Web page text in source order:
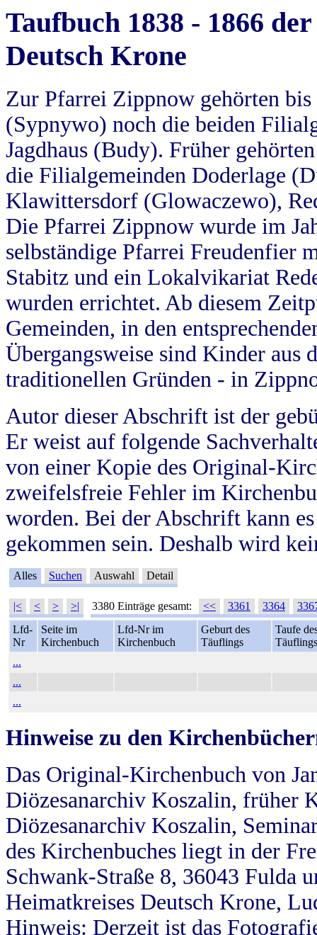
Taufbuch 1838 - 1866
Deutsch Krone
Zur Pfarrei Zippnow gehörten
(Sypnywo) noch die beiden
Jagdhaus (Budy). Früher
die Filialgemeinden Doderlage
Klawittersdorf (Glowaczewo),
Die Pfarrei Zippnow wurde im
selbständige Pfarrei Freudenfier
Stabitz und ein Lokalvikariat
wurden errichtet. Ab diesem
Gemeinden, in den
Übergangsweise sind Kinder aus
traditionellen Gründen - in
Autor dieser Abschrift ist der
Er weist auf folgende
von einer Kopie des Original-
zweifelsfreie Fehler im
worden. Bei der Abschrift kann
gekommen sein. Deshalb wird
Alles Suchen Auswahl Detail
|< < > >| 3380 Einträge gesamt: << 3361 3364
Lfd-
Nr
Seite im
Kirchenbuch
Lfd-Nr im
Kirchenbuch
Geburt des
Täuflings
Taufe
Täuflings
...
...
...
Hinweise zu den
Das Original-Kirchenbuch von
Diözesanarchiv Koszalin, früher
Diözesanarchiv Koszalin,
des Kirchenbuches liegt in der
Schwank-Straße 8, 36043 Fulda
Heimatkreises Deutsch Krone,
Hinweis: Derzeit ist das